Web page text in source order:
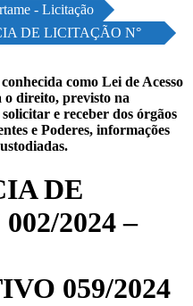
- Licitação
DE LICITAÇÃO N°
como Lei de Acesso
direito, previsto na
e receber dos órgãos
e Poderes, informações
DE
2024 –
059/2024